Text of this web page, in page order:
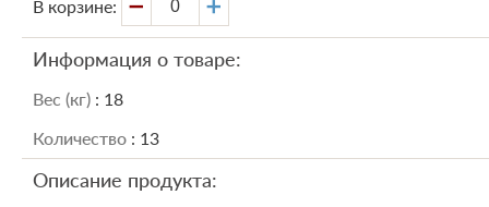
В корзине:
Информация о товаре:
Вес (кг) : 18
Количество : 13
Описание продукта: